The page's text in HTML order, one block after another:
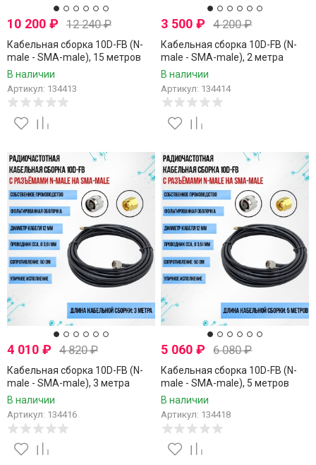
10 200 ₽ 12 240₽
Кабельная сборка 10D-FB (N-
male - SMA-male), 15 метров
В наличии
Артикул: 134413
3 500₽ 4 200₽
Кабельная сборка 10D-FB (N-
male - SMA-male), 2 метра
В наличии
Артикул: 134414
4 010 ₽ 4 820₽
Кабельная сборка 10D-FB (N-
male - SMA-male), 3 метра
В наличии
Артикул: 134416
5 060₽ 6 080₽
Кабельная сборка 10D-FB (N-
male - SMA-male), 5 метров
В наличии
Артикул: 134418